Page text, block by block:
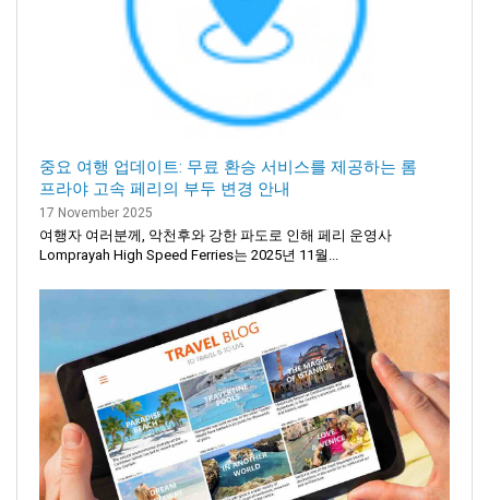
중요 여행 업데이트: 무료 환승 서비스를 제공하는 롬
프라야 고속 페리의 부두 변경 안내
17 November 2025
여행자 여러분께, 악천후와 강한 파도로 인해 페리 운영사
Lomprayah High Speed Ferries는 2025년 11월...